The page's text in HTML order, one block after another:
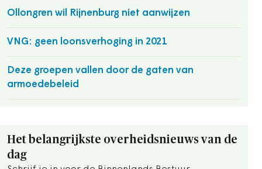
Ollongren wil Rijnenburg niet aanwijzen
VNG: geen loonsverhoging in 2021
Deze groepen vallen door de gaten van
armoedebeleid
Het belangrijkste overheidsnieuws van de
dag